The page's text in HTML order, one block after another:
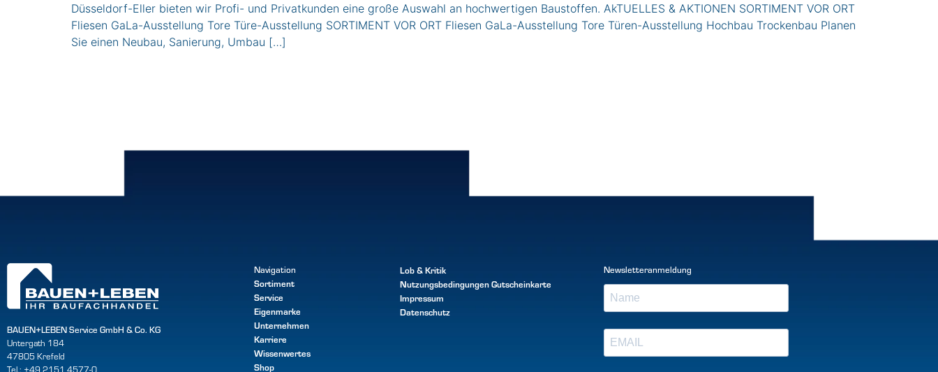
Düsseldorf-Eller bieten wir Profi- und Privatkunden eine große Auswahl an hochwertigen Baustoffen. AkTUELLES & AKTIONEN SORTIMENT VOR ORT
Fliesen GaLa-Ausstellung Tore Türe-Ausstellung SORTIMENT VOR ORT Fliesen GaLa-Ausstellung Tore Türen-Ausstellung Hochbau Trockenbau Planen
Sie einen Neubau, Sanierung, Umbau […]
BAUEN+LEBEN Service GmbH & Co. KG
Untergath 184
47805 Krefeld
Tel.: +49 2151 4577-0
Navigation
Sortiment
Service
Eigenmarke
Unternehmen
Karriere
Wissenwertes
Shop
Lob & Kritik
NutzungsbedingungenGutscheinkarte
Impressum
Datenschutz
Newsletteranmeldung